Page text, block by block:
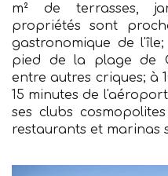
m² de terrasses,
propriétés sont
gastronomique de
pied de la plage de
entre autres criques; à
15 minutes de
ses clubs
restaurants et marinas